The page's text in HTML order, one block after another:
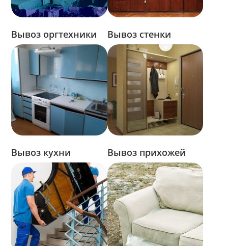
Вывоз оргтехники Вывоз стенки
Вывоз кухни Вывоз прихожей